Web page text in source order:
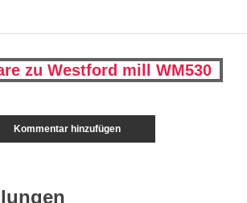
zu Westford mill WM530
Kommentar hinzufügen